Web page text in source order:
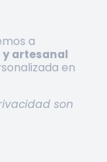
a
artesanal
en
son